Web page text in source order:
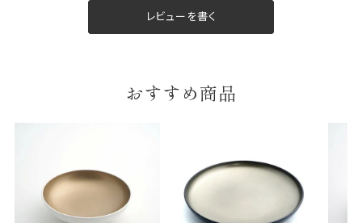
レビューを書く
おすすめ商品